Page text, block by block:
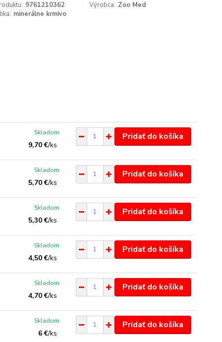
9761210362 Výrobca: Zoo Med
minerálne krmivo
9,70 €/ks
Skladom Pridať do košíka
5,70 €/ks
Skladom Pridať do košíka
5,30 €/ks
Skladom Pridať do košíka
4,50 €/ks
Skladom Pridať do košíka
4,70 €/ks
Skladom Pridať do košíka
6 €/ks
Skladom Pridať do košíka